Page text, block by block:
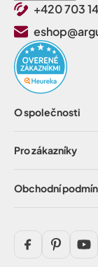
+420 703
O společnosti
Pro zákazníky
Obchodní